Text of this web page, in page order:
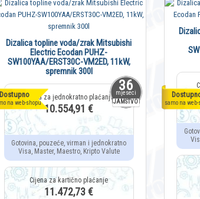
36
mjeseci
JAMSTVO
Dostupno
na web-shopu
Dizalica topline voda/zrak Mitsubishi
Electric Ecodan PUHZ-
SW100YAA/ERST30C-VM2ED, 11kW,
spremnik 300l
10.554,91 €
Gotovina, pouzeće, virman i jednokratno
Visa, Master, Maestro, Kripto Valute
11.472,73 €
samo na